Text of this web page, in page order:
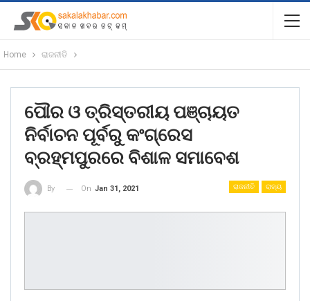
Home ରାଜନୀତି
ପୌର ଓ ତ୍ରିସ୍ତରୀୟ ପଞ୍ଚାୟତ
ନିର୍ବାଚନ ପୂର୍ବରୁ କଂଗ୍ରେସ
ବ୍ରହ୍ମପୁରରେ ବିଶାଳ ସମାବେଶ
ରାଜନୀତି ରାଜ୍ୟ
By On Jan 31, 2021